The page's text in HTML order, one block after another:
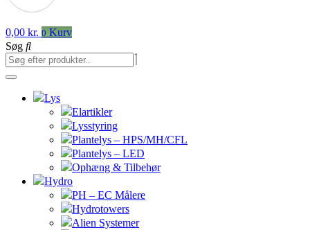
0,00 kr. 0 Kurv
Søg
Lys
Elartikler
Lysstyring
Plantelys – HPS/MH/CFL
Plantelys – LED
Ophæng & Tilbehør
Hydro
PH – EC Målere
Hydrotowers
Alien Systemer